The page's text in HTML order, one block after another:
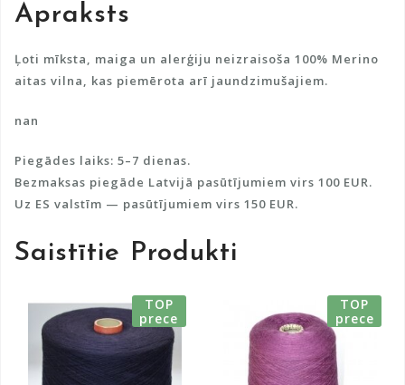
v
e
Apraksts
Ļoti mīksta, maiga un alerģiju neizraisoša 100% Merino
aitas vilna, kas piemērota arī jaundzimušajiem.
nan
Piegādes laiks: 5–7 dienas.
Bezmaksas piegāde Latvijā pasūtījumiem virs 100 EUR.
Uz ES valstīm — pasūtījumiem virs 150 EUR.
Saistītie Produkti
TOP
prece
TOP
prece